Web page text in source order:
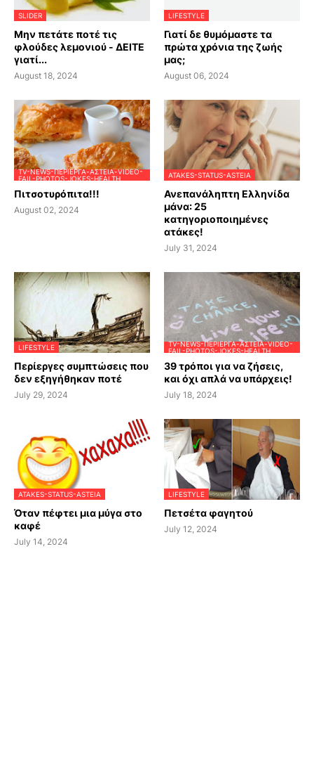
SLIDER
Μην πετάτε ποτέ τις
φλούδες λεμονιού - ΔΕΙΤΕ
γιατί...
August 18, 2024
LIFESTYLE
Γιατί δε θυμόμαστε τα
πρώτα χρόνια της ζωής
μας;
August 06, 2024
TV-NEWS-ΠΕΡΊΕΡΓΑ-ΑΣΤΕΊΑ-VIDEO-
FAIL-PHOTOS-JOKES-HEALTH
Πιτσοτυρόπιτα!!!
August 02, 2024
ATAKES-STATUS-ASTEIA
Ανεπανάληπτη Ελληνίδα
μάνα: 25
κατηγοριοποιημένες
ατάκες!
July 31, 2024
LIFESTYLE
Περίεργες συμπτώσεις που
δεν εξηγήθηκαν ποτέ
July 29, 2024
TV-NEWS-ΠΕΡΊΕΡΓΑ-ΑΣΤΕΊΑ-VIDEO-
FAIL-PHOTOS-JOKES-HEALTH
39 τρόποι για να ζήσεις,
και όχι απλά να υπάρχεις!
July 18, 2024
ATAKES-STATUS-ASTEIA
Όταν πέφτει μια μύγα στο
καφέ
July 14, 2024
LIFESTYLE
Πετσέτα φαγητού
July 12, 2024